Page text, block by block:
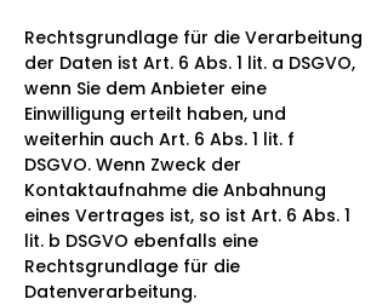
Rechtsgrundlage für die Verarbeitung
der Daten ist Art. 6 Abs. 1 lit. a DSGVO,
wenn Sie dem Anbieter eine
Einwilligung erteilt haben, und
weiterhin auch Art. 6 Abs. 1 lit. f
DSGVO. Wenn Zweck der
Kontaktaufnahme die Anbahnung
eines Vertrages ist, so ist Art. 6 Abs. 1
lit. b DSGVO ebenfalls eine
Rechtsgrundlage für die
Datenverarbeitung.